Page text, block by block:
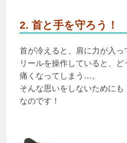
2. 首と手を守ろう！
首が冷えると、肩に力が入っ
リールを操作していると、
痛くなってしまう…。
そんな思いをしないためにも
なのです！